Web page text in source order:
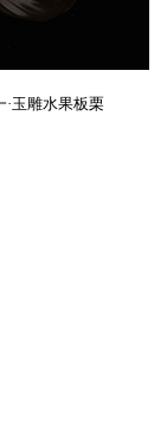
·玉雕水果板栗